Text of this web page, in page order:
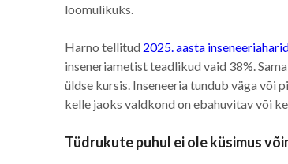
loomulikuks.
Harno tellitud 2025. aasta
inseneriametist teadlikud vaid 38%.
üldse kursis. Inseneeria tundub väga või
kelle jaoks valdkond on ebahuvitav või
Tüdrukute puhul ei ole küsimus